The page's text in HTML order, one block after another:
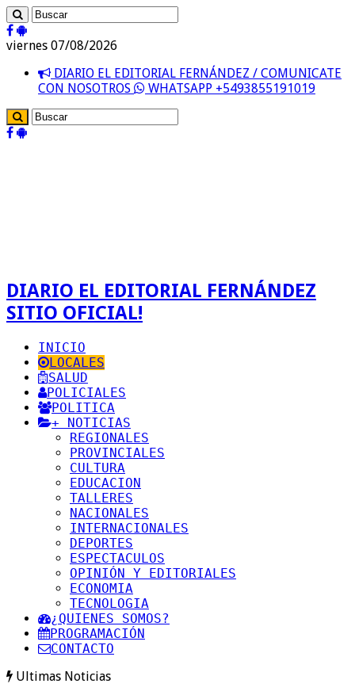
viernes 07/08/2026
DIARIO EL EDITORIAL FERNÁNDEZ / COMUNICATE
CON NOSOTROS
WHATSAPP +5493855191019
DIARIO EL EDITORIAL FERNÁNDEZ
SITIO OFICIAL!
INICIO
LOCALES
SALUD
POLICIALES
POLITICA
+ NOTICIAS
REGIONALES
PROVINCIALES
CULTURA
EDUCACION
TALLERES
NACIONALES
INTERNACIONALES
DEPORTES
ESPECTACULOS
OPINIÓN Y EDITORIALES
ECONOMIA
TECNOLOGIA
¿QUIENES SOMOS?
PROGRAMACIÓN
CONTACTO
Ultimas Noticias